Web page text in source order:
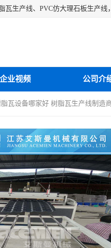
企业视频 公司介
瓦设备哪家好 树脂瓦生产线制造